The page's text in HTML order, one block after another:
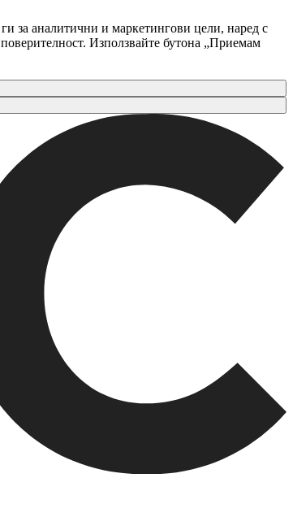
за аналитични и маркетингови цели, наред с
Използвайте бутона „Приемам